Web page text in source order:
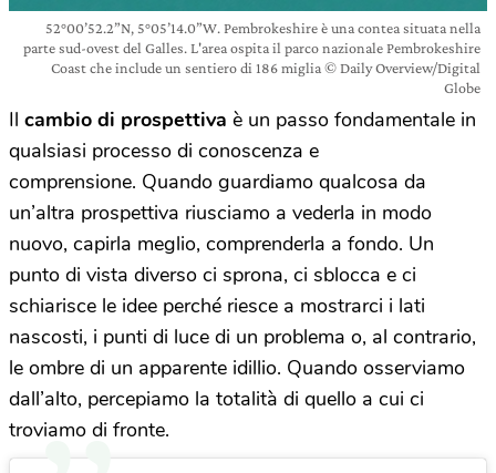
52°00’52.2”N, 5°05’14.0”W. Pembrokeshire è una contea situata nella
parte sud-ovest del Galles. L'area ospita il parco nazionale Pembrokeshire
Coast che include un sentiero di 186 miglia © Daily Overview/Digital
Globe
Il cambio di prospettiva è un passo fondamentale in
qualsiasi processo di conoscenza e
comprensione. Quando guardiamo qualcosa da
un’altra prospettiva riusciamo a vederla in modo
nuovo, capirla meglio, comprenderla a fondo. Un
punto di vista diverso ci sprona, ci sblocca e ci
schiarisce le idee perché riesce a mostrarci i lati
nascosti, i punti di luce di un problema o, al contrario,
le ombre di un apparente idillio. Quando osserviamo
dall’alto, percepiamo la totalità di quello a cui ci
troviamo di fronte.